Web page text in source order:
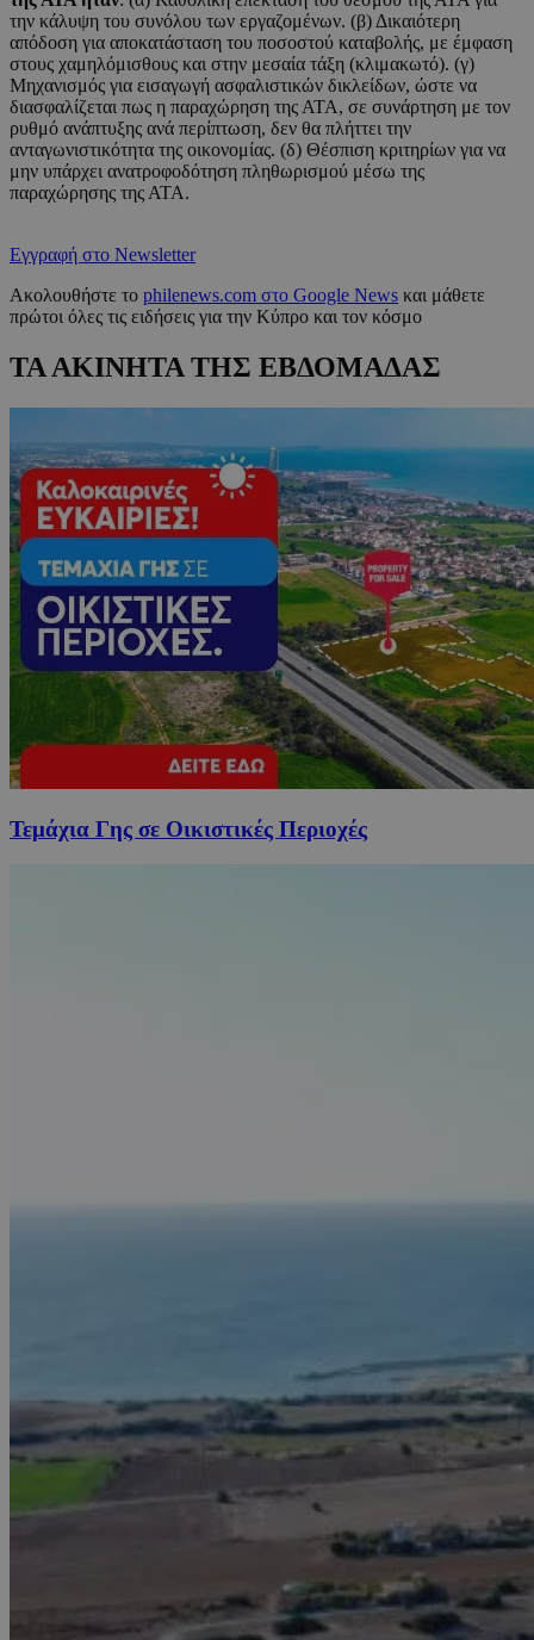
την κάλυψη του συνόλου των εργαζομένων. (β) Δικαιότερη
απόδοση για αποκατάσταση του ποσοστού καταβολής, με έμφαση
στους χαμηλόμισθους και στην μεσαία τάξη (κλιμακωτό). (γ)
Μηχανισμός για εισαγωγή ασφαλιστικών δικλείδων, ώστε να
διασφαλίζεται πως η παραχώρηση της ΑΤΑ, σε συνάρτηση με τον
ρυθμό ανάπτυξης ανά περίπτωση, δεν θα πλήττει την
ανταγωνιστικότητα της οικονομίας. (δ) Θέσπιση κριτηρίων για να
μην υπάρχει ανατροφοδότηση πληθωρισμού μέσω της
παραχώρησης της ΑΤΑ.
Εγγραφή στο Newsletter
Ακολουθήστε το philenews.com στο Google News και μάθετε
πρώτοι όλες τις ειδήσεις για την Κύπρο και τον κόσμο
ΤΑ ΑΚΙΝΗΤΑ ΤΗΣ ΕΒΔΟΜΑΔΑΣ
Τεμάχια Γης σε Οικιστικές Περιοχές